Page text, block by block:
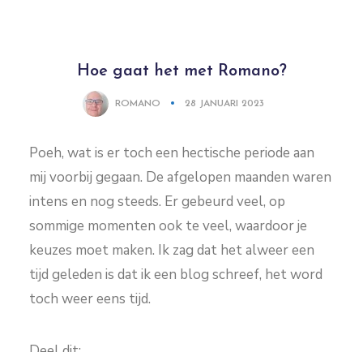
Hoe gaat het met Romano?
ROMANO 28 JANUARI 2023
Poeh, wat is er toch een hectische periode aan
mij voorbij gegaan. De afgelopen maanden waren
intens en nog steeds. Er gebeurd veel, op
sommige momenten ook te veel, waardoor je
keuzes moet maken. Ik zag dat het alweer een
tijd geleden is dat ik een blog schreef, het word
toch weer eens tijd.